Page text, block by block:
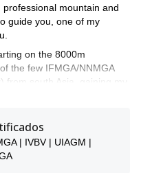
mountain and
guide you, one of my
on the 8000m
the few IFMGA/NNMGA
from south Asia, gaining my
Guides Association
on multiple occasions,
oyu (8,201m) (3 times),
| IVBV | UIAGM |